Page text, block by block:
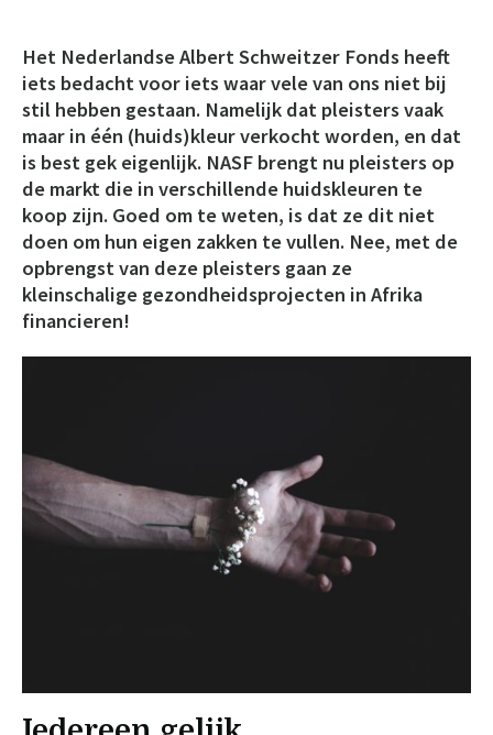
Het Nederlandse Albert Schweitzer Fonds heeft
iets bedacht voor iets waar vele van ons niet bij
stil hebben gestaan. Namelijk dat pleisters vaak
maar in één (huids)kleur verkocht worden, en dat
is best gek eigenlijk. NASF brengt nu pleisters op
de markt die in verschillende huidskleuren te
koop zijn. Goed om te weten, is dat ze dit niet
doen om hun eigen zakken te vullen. Nee, met de
opbrengst van deze pleisters gaan ze
kleinschalige gezondheidsprojecten in Afrika
financieren!